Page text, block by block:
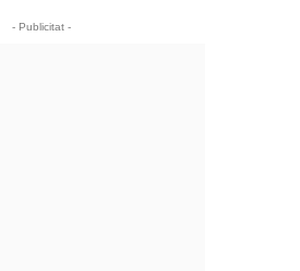
- Publicitat -